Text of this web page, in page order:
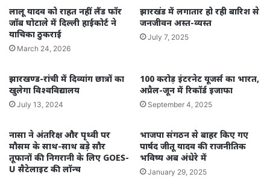
लालू यादव को राहत नहीं: लैंड फॉर
जॉब घोटाले में दिल्ली हाईकोर्ट ने
याचिका ठुकराई
March 24, 2026
झारखंड में लगातार हो रही बारिश से
जनजीवन अस्त-व्यस्त
July 7, 2025
झारखण्ड-रांची में दिव्यांग छात्रों का
खुलेगा विश्वविद्यालय
July 13, 2024
100 करोड़ इंटरनेट यूजर्स का भारत,
अप्रैल-जून में रिकॉर्ड इजाफा
September 4, 2025
नासा ने अंतरिक्ष और पृथ्वी पर
मौसम के साथ-साथ बड़े सौर
तूफानों की निगरानी के लिए GOES-
U सैटेलाइट की लॉन्च
भाजपा संगठन से बाहर किए गए
पार्षद जीतू यादव की राजनीतिक
भविष्य अब अंधेरे में
January 29, 2025